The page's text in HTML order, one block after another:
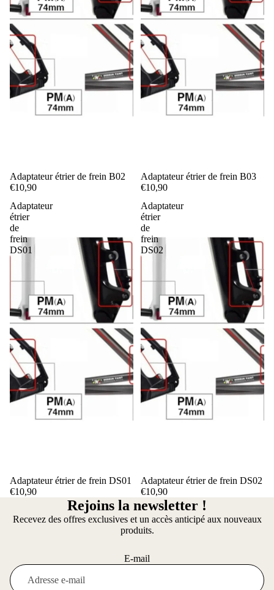
Adaptateur étrier de frein B02
€10,90
Adaptateur étrier de frein B03
€10,90
Adaptateur
étrier
de
frein
DS01
Adaptateur étrier de frein DS01
€10,90
Adaptateur
étrier
de
frein
DS02
Adaptateur étrier de frein DS02
€10,90
Rejoins la newsletter !
Recevez des offres exclusives et un accès anticipé aux nouveaux
produits.
E-mail